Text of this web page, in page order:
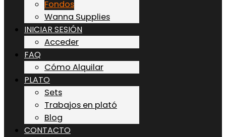
Fondos
Wanna Supplies
INICIAR SESIÓN
Acceder
FAQ
Cómo Alquilar
PLATO
Sets
Trabajos en plató
Blog
CONTACTO